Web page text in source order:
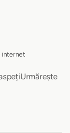
internet
Urmărește